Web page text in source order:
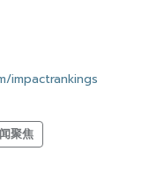
impactrankings
聚焦